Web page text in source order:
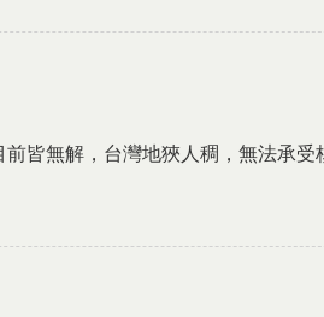
皆無解，台灣地狹人稠，無法承受